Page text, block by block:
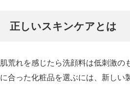
正しいスキンケアとは
肌荒れを感じたら洗顔料は低刺激
に合った化粧品を選ぶには、新し